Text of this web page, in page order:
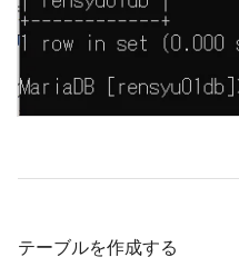
テーブルを作成する